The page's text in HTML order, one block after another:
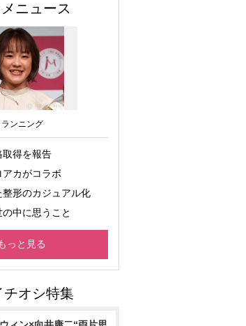
ニュース
ンニング
取得を報告
カがコラボ
形のカジュアル化
中に思うこと
っと見る